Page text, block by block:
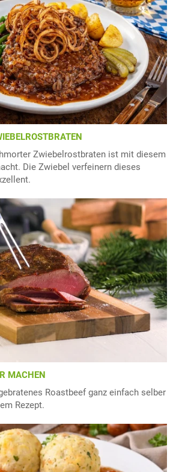
Zwiebelrostbraten ist mit diesem
Die Zwiebel verfeinern dieses
MACHEN
Roastbeef ganz einfach selber
Rezept.